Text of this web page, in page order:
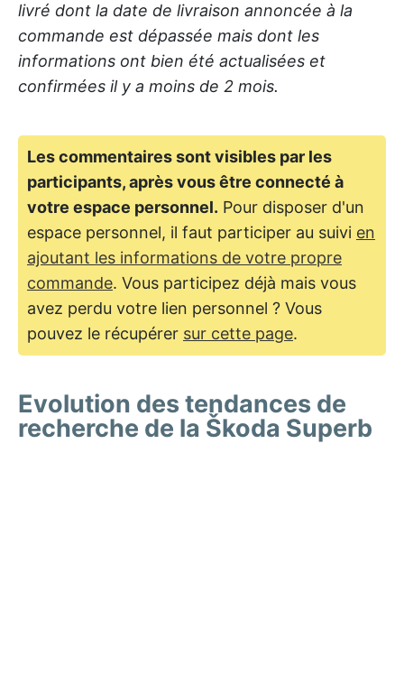
livré dont la date de livraison annoncée à la
commande est dépassée mais dont les
informations ont bien été actualisées et
confirmées il y a moins de 2 mois.
Les commentaires sont visibles par les
participants, après vous être connecté à
votre espace personnel. Pour disposer d'un
espace personnel, il faut participer au suivi en
ajoutant les informations de votre propre
commande. Vous participez déjà mais vous
avez perdu votre lien personnel ? Vous
pouvez le récupérer sur cette page.
Evolution des tendances de
recherche de la Škoda Superb